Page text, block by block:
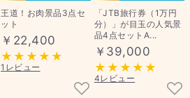
王道！お肉景品3点セ
ット
￥22,400
1レビュー
「JTB旅行券（1万円
分）」が目玉の人気景
品4点セットA...
￥39,000
4レビュー